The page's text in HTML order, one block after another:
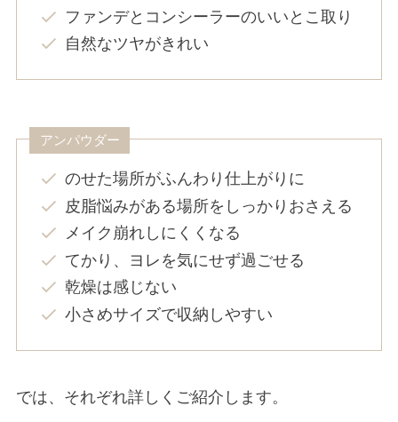
ファンデとコンシーラーのいいとこ取り
自然なツヤがきれい
アンパウダー
のせた場所がふんわり仕上がりに
皮脂悩みがある場所をしっかりおさえる
メイク崩れしにくくなる
てかり、ヨレを気にせず過ごせる
乾燥は感じない
小さめサイズで収納しやすい
では、それぞれ詳しくご紹介します。